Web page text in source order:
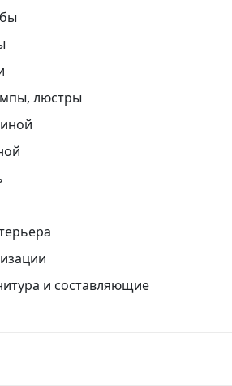
люстры
и составляющие